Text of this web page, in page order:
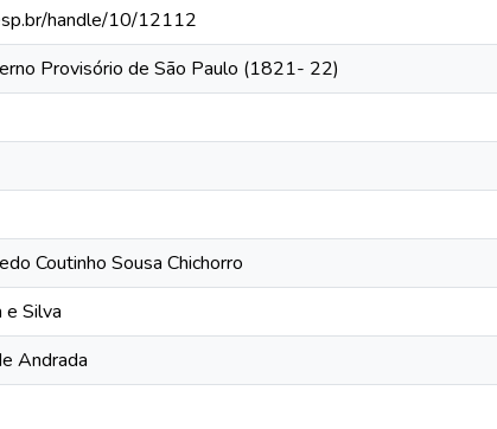
handle/10/12112
Provisório de São Paulo (1821- 22)
Coutinho Sousa Chichorro
e Silva
Andrada